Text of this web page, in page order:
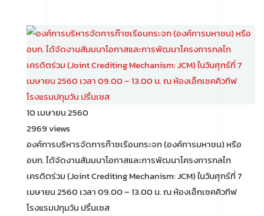
10 เมษายน 2560
2969 views
องค์การบริหารจัดการก๊าซเรือนกระจก (องค์การมหาชน) หรือ
อบก. ได้จัดงานสัมมนาโอกาสและการพัฒนาโครงการกลไก
เครดิตร่วม (Joint Crediting Mechanism: JCM) ในวันศุกร์ที่ 7
เมษายน 2560 เวลา 09.00 – 13.00 น. ณ ห้องเอ็กเซคคิวทีฟ
โรงแรมปทุมวัน ปริ้นเซส